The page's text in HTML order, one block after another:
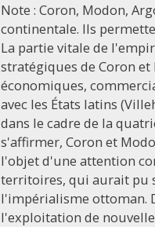
Note : Coron, Modon,
continentale. Ils
La partie vitale de
stratégiques de Coron
économiques,
avec les États latins
dans le cadre de la
s'affirmer, Coron et
l'objet d'une attention
territoires, qui aurait pu
l'impérialisme ottoman.
l'exploitation de